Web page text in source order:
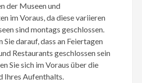
der Museen und
im Voraus, da diese variieren
sind montags geschlossen.
Sie darauf, dass an Feiertagen
Restaurants geschlossen sein
Sie sich im Voraus über die
Ihres Aufenthalts.